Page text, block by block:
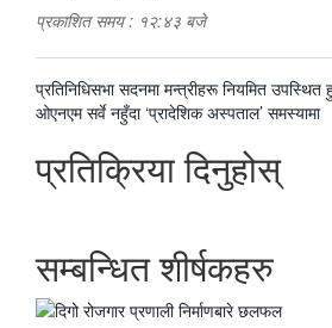
प्रकाशित समय : १२:४३ बजे
पछिल्लाे
-
प्रतिनिधिसभा सदनमा मन्त्रीहरू नियमित उपस्थित
अघिल्लाे
ओएनएम सर्वे नहुँदा ‘प्रादेशिक अस्पताल’ समस्यामा
प्रतिक्रिया दिनुहोस्
सम्बन्धित शीर्षकहरु